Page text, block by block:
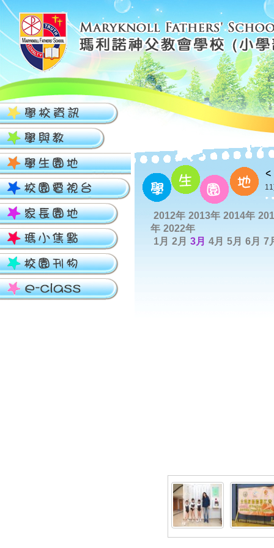
2012年 2013年 2014年
年 2022年
1月 2月 3月 4月 5月 6月 7